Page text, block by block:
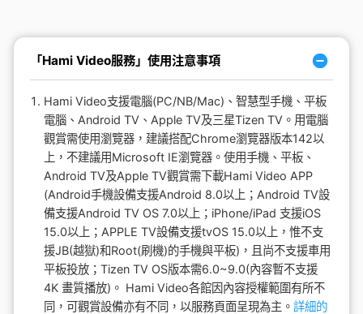
「Hami Video服務」使用注意事項
Hami Video支援電腦(PC/NB/Mac)、智慧型手機、平板
電腦、Android TV、Apple TV及三星Tizen TV。用電腦
觀賞需使用瀏覽器，建議搭配Chrome瀏覽器版本142以
上，不建議用Microsoft IE瀏覽器。使用手機、平板、
Android TV及Apple TV觀賞需下載Hami Video APP
(Android手機設備支援Android 8.0以上；Android TV設
備支援Android TV OS 7.0以上；iPhone/iPad 支援iOS
15.0以上；APPLE TV設備支援tvOS 15.0以上，惟不支
援JB(越獄)和Root(刷機)的手機與平板)，且尚不支援車用
平板投放；Tizen TV OS版本需6.0~9.0(內容暫不支援
4K 畫質播放)。 Hami Video各館因內容授權範圍有所不
同，可觀賞設備亦有不同，以服務頁面呈現為主。詳細的